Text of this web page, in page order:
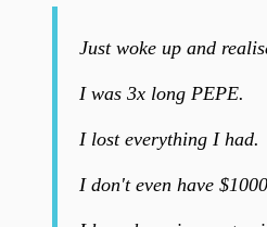
Just woke up and
I was 3x long PEPE.
I lost everything I had.
I don't even have